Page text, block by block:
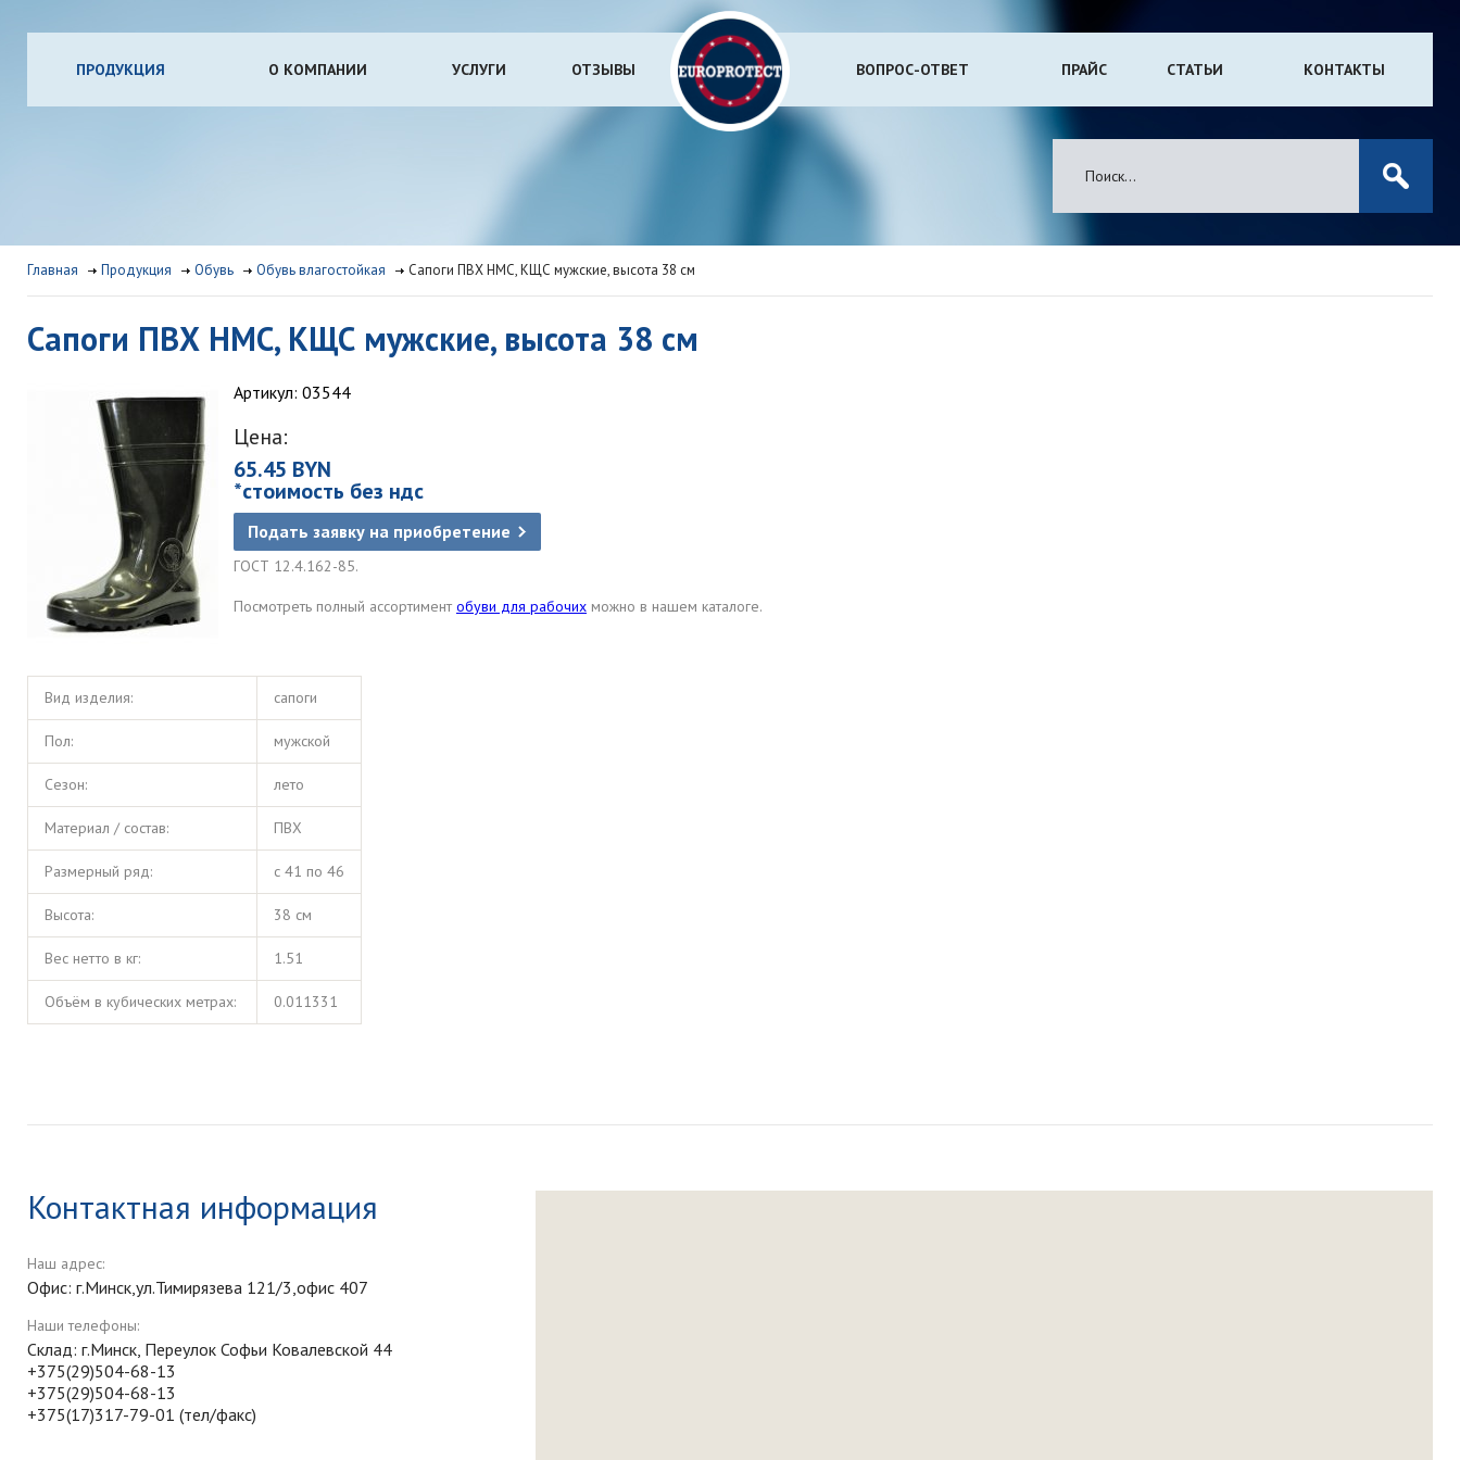
ПРОДУКЦИЯ О КОМПАНИИ УСЛУГИ ОТЗЫВЫ ВОПРОС-ОТВЕТ ПРАЙС СТАТЬИ КОНТАКТЫ
Главная Продукция Обувь Обувь влагостойкая Сапоги ПВХ НМС, КЩС мужские, высота 38 см
Сапоги ПВХ НМС, КЩС мужские, высота 38 см
Артикул: 03544
Цена:
65.45 BYN
*стоимость без ндс
Подать заявку на приобретение
ГОСТ 12.4.162-85.
Посмотреть полный ассортимент обуви для рабочих можно в нашем каталоге.
Вид изделия: сапоги
Пол: мужской
Сезон: лето
Материал / состав: ПВХ
Размерный ряд: с 41 по 46
Высота: 38 см
Вес нетто в кг: 1.51
Объём в кубических метрах: 0.011331
Контактная информация
Наш адрес:
Офис: г.Минск,ул.Тимирязева 121/3,офис 407
Наши телефоны:
Склад: г.Минск, Переулок Софьи Ковалевской 44
+375(29)504-68-13
+375(29)504-68-13
+375(17)317-79-01 (тел/факс)